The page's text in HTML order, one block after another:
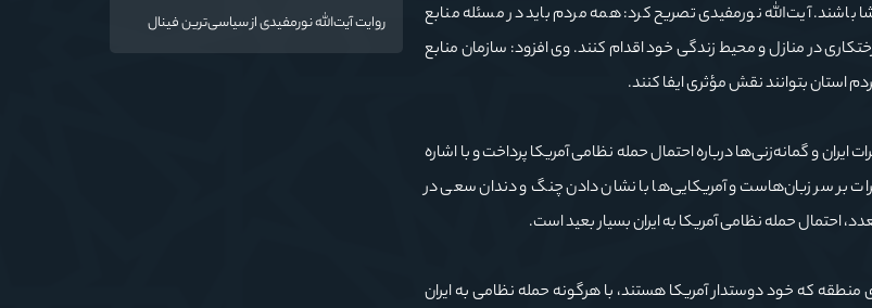
آیت‌الله نورمفیدی تصریح کرد: همه مردم باید در مسئله منابع
در منازل و محیط زندگی خود اقدام کنند. وی افزود: سازمان منابع
استان بتوانند نقش مؤثری ایفا کنند.
و گمانه‌زنی‌ها درباره احتمال حمله نظامی آمریکا پرداخت و با اشاره
بر سر زبان‌هاست و آمریکایی‌ها با نشان دادن چنگ و دندان سعی در
احتمال حمله نظامی آمریکا به ایران بسیار بعید است.
که خود دوستدار آمریکا هستند، با هرگونه حمله نظامی به ایران
کردند
روایت آیت‌الله نورمفیدی از سیاسی‌ترین فینال